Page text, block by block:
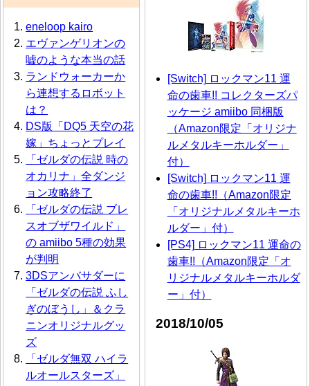
eneloop kairo
エヴァンゲリオンの
嘘のような本当の話
ランドウォーカーか
ら連想するロボット
は？
DS版「DQ5 天空の花
嫁」ちょっとプレイ
「ゼルダの伝説 時の
オカリナ」全ダンジ
ョン攻略終了
「ゼルダの伝説 ブレ
スオブザワイルド」
の amiibo 5種の効果
が判明
3DSアンバサダーに
「ゼルダの伝説 ふし
ぎのぼうし」＆クラ
ニンオリジナルグッ
ズ
「ゼルダ無双 ハイラ
ルオールスターズ」
[Switch] ロックマン11 運
命の歯車!! コレクターズパ
ッケージ amiibo 同梱版
（Amazon限定「オリジナ
ルメタルキーホルダー」
付）
[Switch] ロックマン11 運
命の歯車!!（Amazon限定
「オリジナルメタルキーホ
ルダー」付）
[PS4] ロックマン11 運命の
歯車!!（Amazon限定「オ
リジナルメタルキーホルダ
ー」付）
2018/10/05